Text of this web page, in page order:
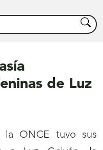
Buscar
de Luz
la ONCE tuvo sus